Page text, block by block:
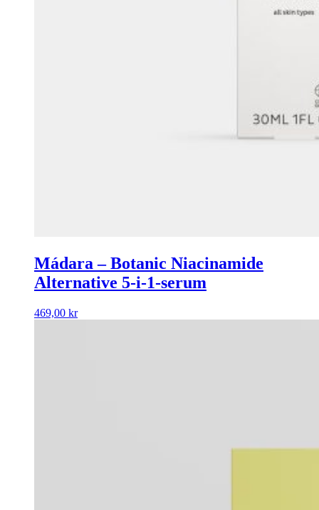
Mádara – Botanic Niacinamide
Alternative 5-i-1-serum
469,00 kr